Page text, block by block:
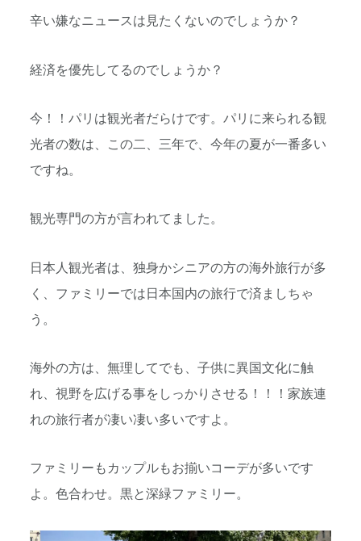
辛い嫌なニュースは見たくないのでしょうか？
経済を優先してるのでしょうか？
今！！パリは観光者だらけです。パリに来られる観
光者の数は、この二、三年で、今年の夏が一番多い
ですね。
観光専門の方が言われてました。
日本人観光者は、独身かシニアの方の海外旅行が多
く、ファミリーでは日本国内の旅行で済ましちゃ
う。
海外の方は、無理してでも、子供に異国文化に触
れ、視野を広げる事をしっかりさせる！！！家族連
れの旅行者が凄い凄い多いですよ。
ファミリーもカップルもお揃いコーデが多いです
よ。色合わせ。黒と深緑ファミリー。